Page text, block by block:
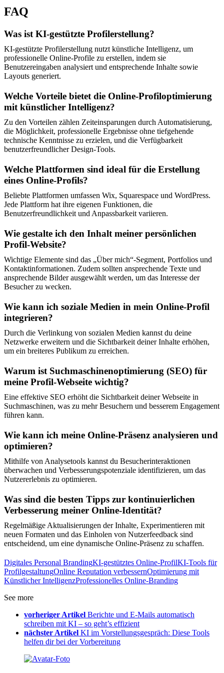
FAQ
Was ist KI-gestützte Profilerstellung?
KI-gestützte Profilerstellung nutzt künstliche Intelligenz, um
professionelle Online-Profile zu erstellen, indem sie
Benutzereingaben analysiert und entsprechende Inhalte sowie
Layouts generiert.
Welche Vorteile bietet die Online-Profiloptimierung
mit künstlicher Intelligenz?
Zu den Vorteilen zählen Zeiteinsparungen durch Automatisierung,
die Möglichkeit, professionelle Ergebnisse ohne tiefgehende
technische Kenntnisse zu erzielen, und die Verfügbarkeit
benutzerfreundlicher Design-Tools.
Welche Plattformen sind ideal für die Erstellung
eines Online-Profils?
Beliebte Plattformen umfassen Wix, Squarespace und WordPress.
Jede Plattform hat ihre eigenen Funktionen, die
Benutzerfreundlichkeit und Anpassbarkeit variieren.
Wie gestalte ich den Inhalt meiner persönlichen
Profil-Website?
Wichtige Elemente sind das „Über mich“-Segment, Portfolios und
Kontaktinformationen. Zudem sollten ansprechende Texte und
ansprechende Bilder ausgewählt werden, um das Interesse der
Besucher zu wecken.
Wie kann ich soziale Medien in mein Online-Profil
integrieren?
Durch die Verlinkung von sozialen Medien kannst du deine
Netzwerke erweitern und die Sichtbarkeit deiner Inhalte erhöhen,
um ein breiteres Publikum zu erreichen.
Warum ist Suchmaschinenoptimierung (SEO) für
meine Profil-Webseite wichtig?
Eine effektive SEO erhöht die Sichtbarkeit deiner Webseite in
Suchmaschinen, was zu mehr Besuchern und besserem Engagement
führen kann.
Wie kann ich meine Online-Präsenz analysieren und
optimieren?
Mithilfe von Analysetools kannst du Besucherinteraktionen
überwachen und Verbesserungspotenziale identifizieren, um das
Nutzererlebnis zu optimieren.
Was sind die besten Tipps zur kontinuierlichen
Verbesserung meiner Online-Identität?
Regelmäßige Aktualisierungen der Inhalte, Experimentieren mit
neuen Formaten und das Einholen von Nutzerfeedback sind
entscheidend, um eine dynamische Online-Präsenz zu schaffen.
Digitales Personal BrandingKI-gestütztes Online-ProfilKI-Tools für
ProfilgestaltungOnline Reputation verbessernOptimierung mit
Künstlicher IntelligenzProfessionelles Online-Branding
See more
vorheriger Artikel Berichte und E-Mails automatisch
schreiben mit KI – so geht’s effizient
nächster Artikel KI im Vorstellungsgespräch: Diese Tools
helfen dir bei der Vorbereitung